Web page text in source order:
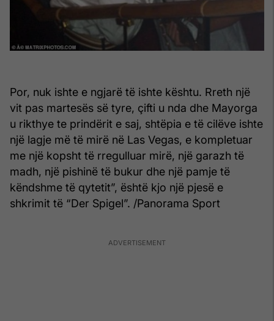
Por, nuk ishte e ngjarë të ishte kështu. Rreth një
vit pas martesës së tyre, çifti u nda dhe Mayorga
u rikthye te prindërit e saj, shtëpia e të cilëve ishte
një lagje më të mirë në Las Vegas, e kompletuar
me një kopsht të rregulluar mirë, një garazh të
madh, një pishinë të bukur dhe një pamje të
këndshme të qytetit”, është kjo një pjesë e
shkrimit të “Der Spigel”. /Panorama Sport